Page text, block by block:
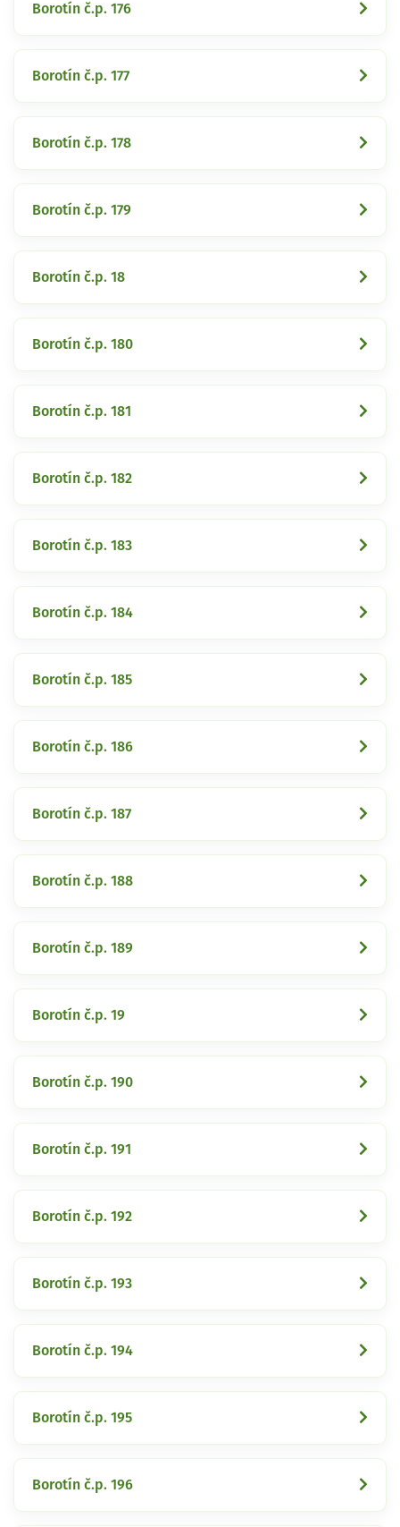
Borotín č.p. 176
Borotín č.p. 177
Borotín č.p. 178
Borotín č.p. 179
Borotín č.p. 18
Borotín č.p. 180
Borotín č.p. 181
Borotín č.p. 182
Borotín č.p. 183
Borotín č.p. 184
Borotín č.p. 185
Borotín č.p. 186
Borotín č.p. 187
Borotín č.p. 188
Borotín č.p. 189
Borotín č.p. 19
Borotín č.p. 190
Borotín č.p. 191
Borotín č.p. 192
Borotín č.p. 193
Borotín č.p. 194
Borotín č.p. 195
Borotín č.p. 196